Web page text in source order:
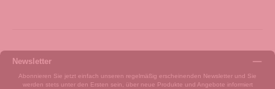
Newsletter
Abonnieren Sie jetzt einfach unseren regelmäßig erscheinenden Newsletter und Sie
werden stets unter den Ersten sein, über neue Produkte und Angebote informiert